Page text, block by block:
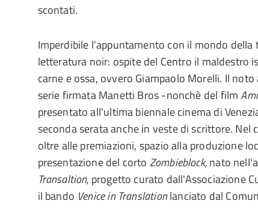
scontati.
Imperdibile l'appuntamento con il mondo della
letteratura noir: ospite del Centro il maldestro
carne e ossa, ovvero Giampaolo Morelli. Il
serie firmata Manetti Bros -nonchè del film
presentato all'ultima biennale cinema di
seconda serata anche in veste di scrittore. Nel
oltre alle premiazioni, spazio alla produzione
presentazione del corto Zombieblock,nato
Transaltion, progetto curato dall'Associazione
il bando Venice in Translationlanciato dal